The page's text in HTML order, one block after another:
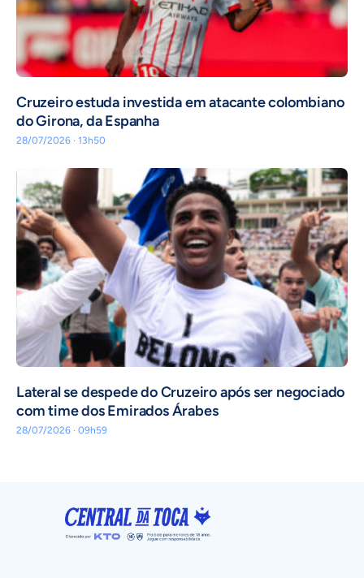
Cruzeiro estuda investida em atacante colombiano
do Girona, da Espanha
28/07/2026 · 13h50
Lateral se despede do Cruzeiro após ser negociado
com time dos Emirados Árabes
28/07/2026 · 09h59